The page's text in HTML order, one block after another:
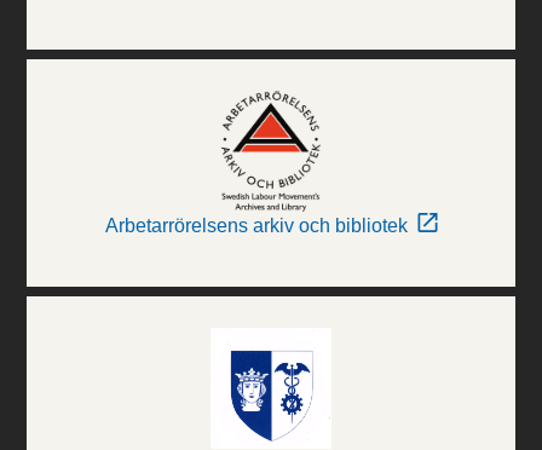
Arbetarrörelsens arkiv och bibliotek